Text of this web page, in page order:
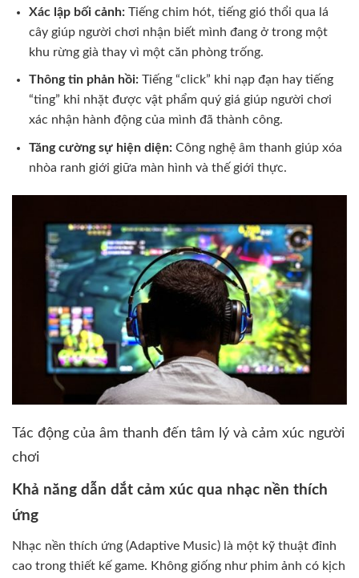
Xác lập bối cảnh:Tiếng chim hót, tiếng gió thổi qua lá
cây giúp người chơi nhận biết mình đang ở trong một
khu rừng già thay vì một căn phòng trống.
Thông tin phản hồi:Tiếng “click” khi nạp đạn hay tiếng
“ting” khi nhặt được vật phẩm quý giá giúp người chơi
xác nhận hành động của mình đã thành công.
Tăng cường sự hiện diện:Công nghệ âm thanh giúp xóa
nhòa ranh giới giữa màn hình và thế giới thực.
Tác động của âm thanh đến tâm lý và cảm xúc người
chơi
Khả năng dẫn dắt cảm xúc qua nhạc nền thích
ứng
Nhạc nền thích ứng (Adaptive Music) là một kỹ thuật đỉnh
cao trong thiết kế game. Không giống như phim ảnh có kịch